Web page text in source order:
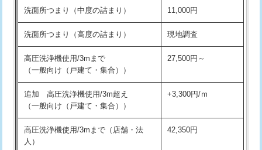
洗面台設置 38,500円
バスタブ設置 現場見積
追加人工 16,500円
廃棄・処分
※給水管工事は20mmまでの価格です。
持込商品取付（浄水器・分岐水栓） 16,500円
給水管工事※（ホール加工) 16,500円
給水管工事※（バンド止め)
給水管工事※（支持金具設置) 5,500円
給水管工事※（保温材使用（バンド止
め込み）)
5,500円
洗面所つまり（中度の詰まり） 11,000円
洗面所つまり（高度の詰まり） 現地調査
高圧洗浄機使用/3mまで
（一般向け（戸建て・集合））
27,500円～
追加 高圧洗浄機使用/3m超え
（一般向け（戸建て・集合））
+3,300円/ｍ
高圧洗浄機使用/3mまで（店舗・法
人）
42,350円